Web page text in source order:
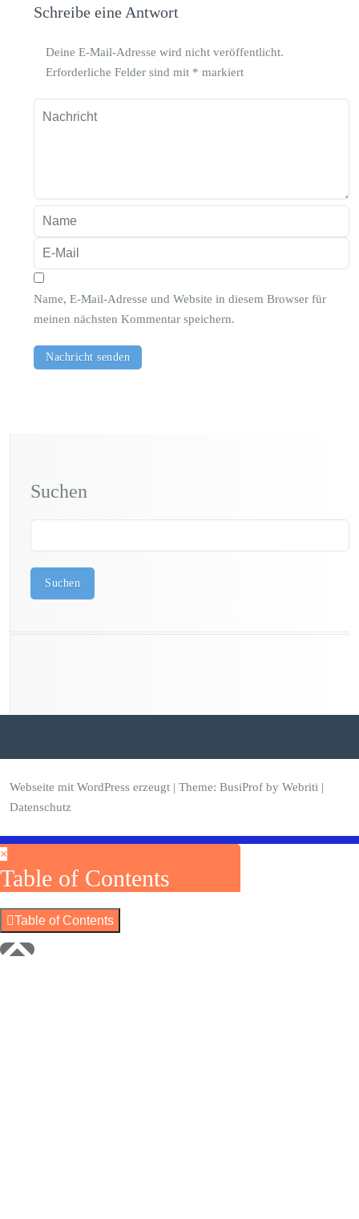
Schreibe eine Antwort
Deine E-Mail-Adresse wird nicht veröffentlicht.
Erforderliche Felder sind mit * markiert
Name, E-Mail-Adresse und Website in diesem Browser für
meinen nächsten Kommentar speichern.
Suchen
Suchen
Webseite mit WordPress erzeugt | Theme: BusiProf by Webriti |
Datenschutz
×
Table of Contents
Table of Contents